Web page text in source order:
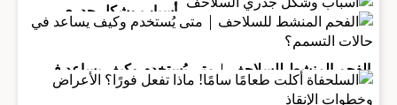
أسباب وشكل جدري
السلاحف
الفحم المنشط للسلاحف | متى يُستخدم وكيف يساعد في
حالات التسمم؟